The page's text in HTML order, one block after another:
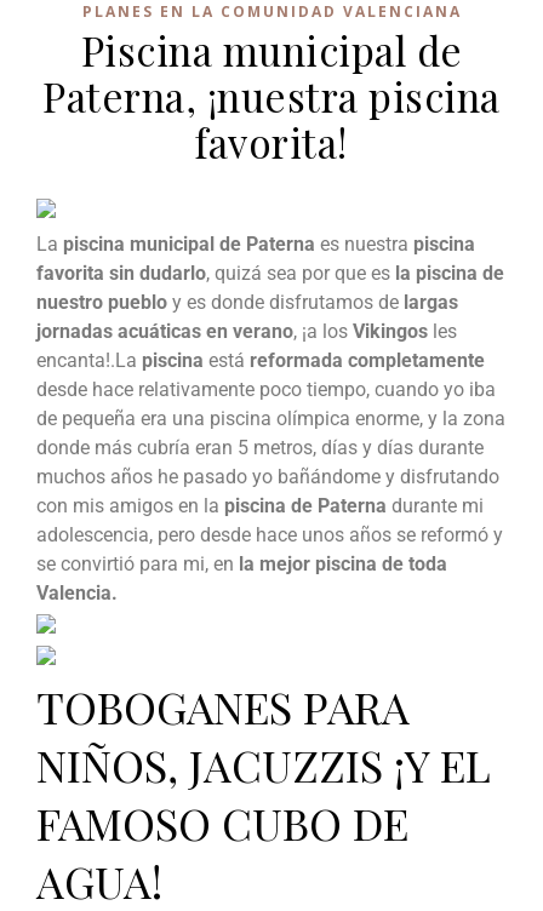
PLANES EN LA COMUNIDAD VALENCIANA
Piscina municipal de
Paterna, ¡nuestra piscina
favorita!
La piscina municipal de Paterna es nuestra piscina
favorita sin dudarlo, quizá sea por que es la piscina de
nuestro pueblo y es donde disfrutamos de largas
jornadas acuáticas en verano, ¡a los Vikingos les
encanta!.La piscina está reformada completamente
desde hace relativamente poco tiempo, cuando yo iba
de pequeña era una piscina olímpica enorme, y la zona
donde más cubría eran 5 metros, días y días durante
muchos años he pasado yo bañándome y disfrutando
con mis amigos en la piscina de Paterna durante mi
adolescencia, pero desde hace unos años se reformó y
se convirtió para mi, en la mejor piscina de toda
Valencia.
TOBOGANES PARA
NIÑOS, JACUZZIS ¡Y EL
FAMOSO CUBO DE
AGUA!